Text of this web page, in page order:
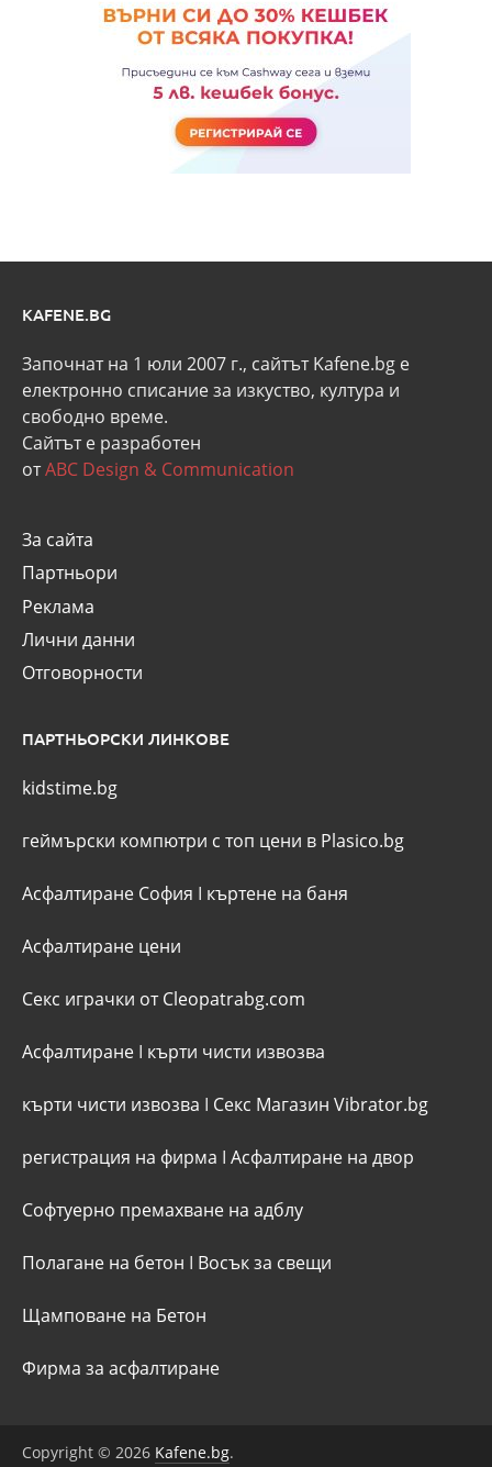
KAFENE.BG
Започнат на 1 юли 2007 г., сайтът Kafene.bg e
eлектронно списание за изкуство, култура и
свободно време.
Сайтът е разработен
отABC Design & Communication
За сайта
Партньори
Реклама
Лични данни
Отговорности
ПАРТНЬОРСКИ ЛИНКОВЕ
kidstime.bg
геймърски компютри с топ цени в Plasico.bg
Асфалтиране София I къртене на баня
Асфалтиране цени
Секс играчки от Cleopatrabg.com
Асфалтиране I кърти чисти извозва
кърти чисти извозва I Секс Магазин Vibrator.bg
регистрация на фирма I Асфалтиране на двор
Софтуерно премахване на адблу
Полагане на бетон I Восък за свещи
Щамповане на Бетон
Фирма за асфалтиране
Copyright © 2026 Kafene.bg.